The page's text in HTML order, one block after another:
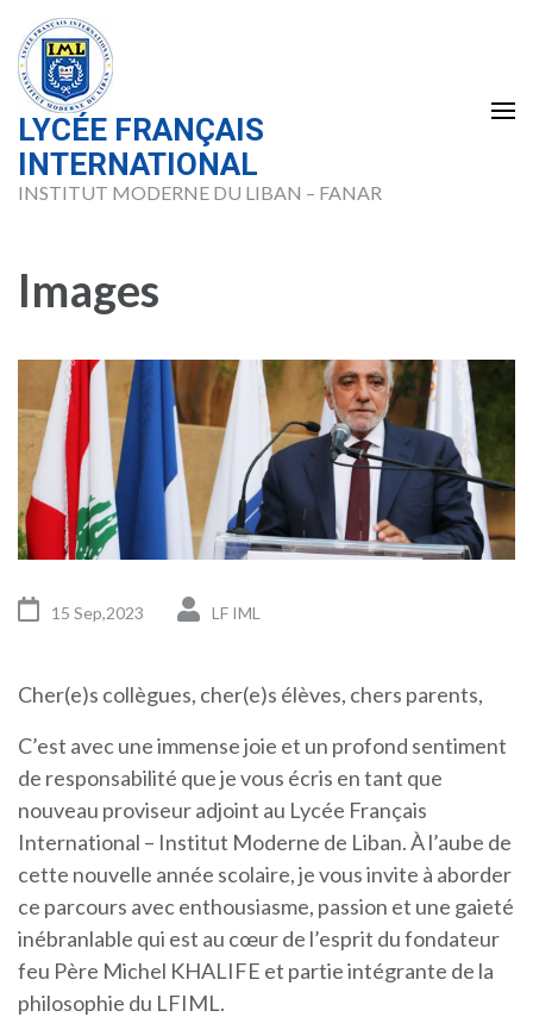
content
(Press
Enter)
LYCÉE FRANÇAIS
INTERNATIONAL
INSTITUT MODERNE DU LIBAN – FANAR
Images
15 Sep,2023 LF IML
Cher(e)s collègues, cher(e)s élèves, chers parents,
C’est avec une immense joie et un profond sentiment
de responsabilité que je vous écris en tant que
nouveau proviseur adjoint au Lycée Français
International – Institut Moderne de Liban. À l’aube de
cette nouvelle année scolaire, je vous invite à aborder
ce parcours avec enthousiasme, passion et une gaieté
inébranlable qui est au cœur de l’esprit du fondateur
feu Père Michel KHALIFE et partie intégrante de la
philosophie du LFIML.